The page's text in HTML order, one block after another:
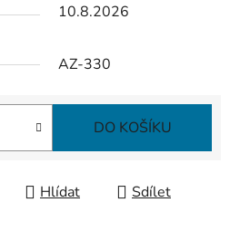
10.8.2026
AZ-330
DO KOŠÍKU
Hlídat Sdílet